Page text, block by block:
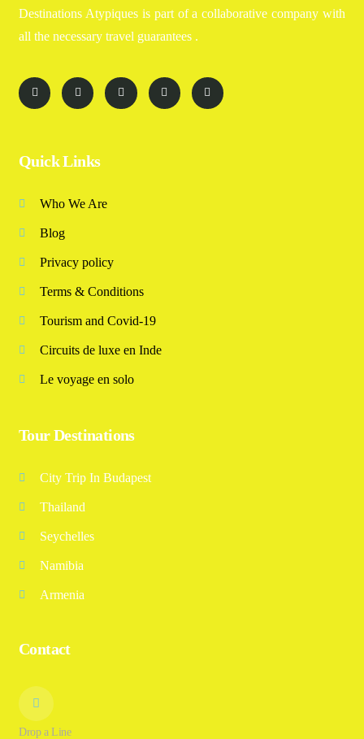
Destinations Atypiques is part of a collaborative company with
all the necessary travel guarantees .
Quick Links
Who We Are
Blog
Privacy policy
Terms & Conditions
Tourism and Covid-19
Circuits de luxe en Inde
Le voyage en solo
Tour Destinations
City Trip In Budapest
Thailand
Seychelles
Namibia
Armenia
Contact
Drop a Line